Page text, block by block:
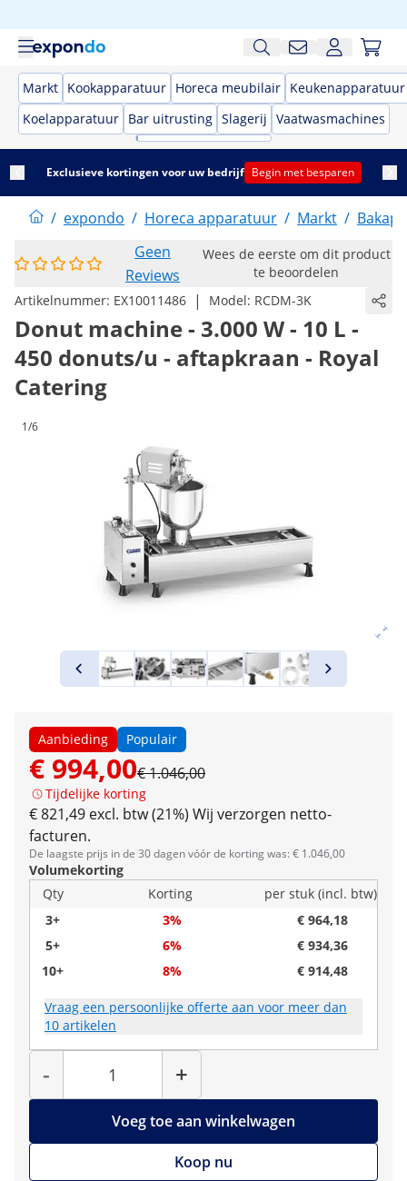
Markt Kookapparatuur Horeca meubilair Keukenapparatuur
Koelapparatuur Bar uitrusting Slagerij Vaatwasmachines
Exclusieve kortingen voor uw bedrijf Begin met besparen
/ expondo / Horeca apparatuur / Markt /
Geen
Reviews
Wees de eerste om dit product
te beoordelen
Artikelnummer: EX10011486 | Model: RCDM-3K
Donut machine - 3.000 W - 10 L -
450 donuts/u - aftapkraan - Royal
Catering
1/6
Aanbieding Populair
€ 994,00€ 1.046,00
Tijdelijke korting
€ 821,49 excl. btw (21%) Wij verzorgen netto-
facturen.
De laagste prijs in de 30 dagen vóór de korting was: € 1.046,00
Volumekorting
Qty
Korting
per stuk (incl. btw)
3+
3%
€ 964,18
5+
6%
€ 934,36
10+
8% € 914,48
Vraag een persoonlijke offerte aan voor meer dan
10 artikelen
-
Hoeveelheid
+
Voeg toe aan winkelwagen
Koop nu